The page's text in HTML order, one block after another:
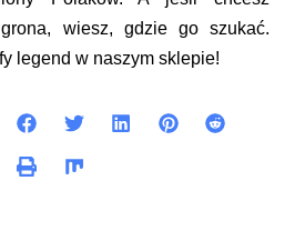
wiesz, gdzie go szukać.
legend w naszym sklepie!